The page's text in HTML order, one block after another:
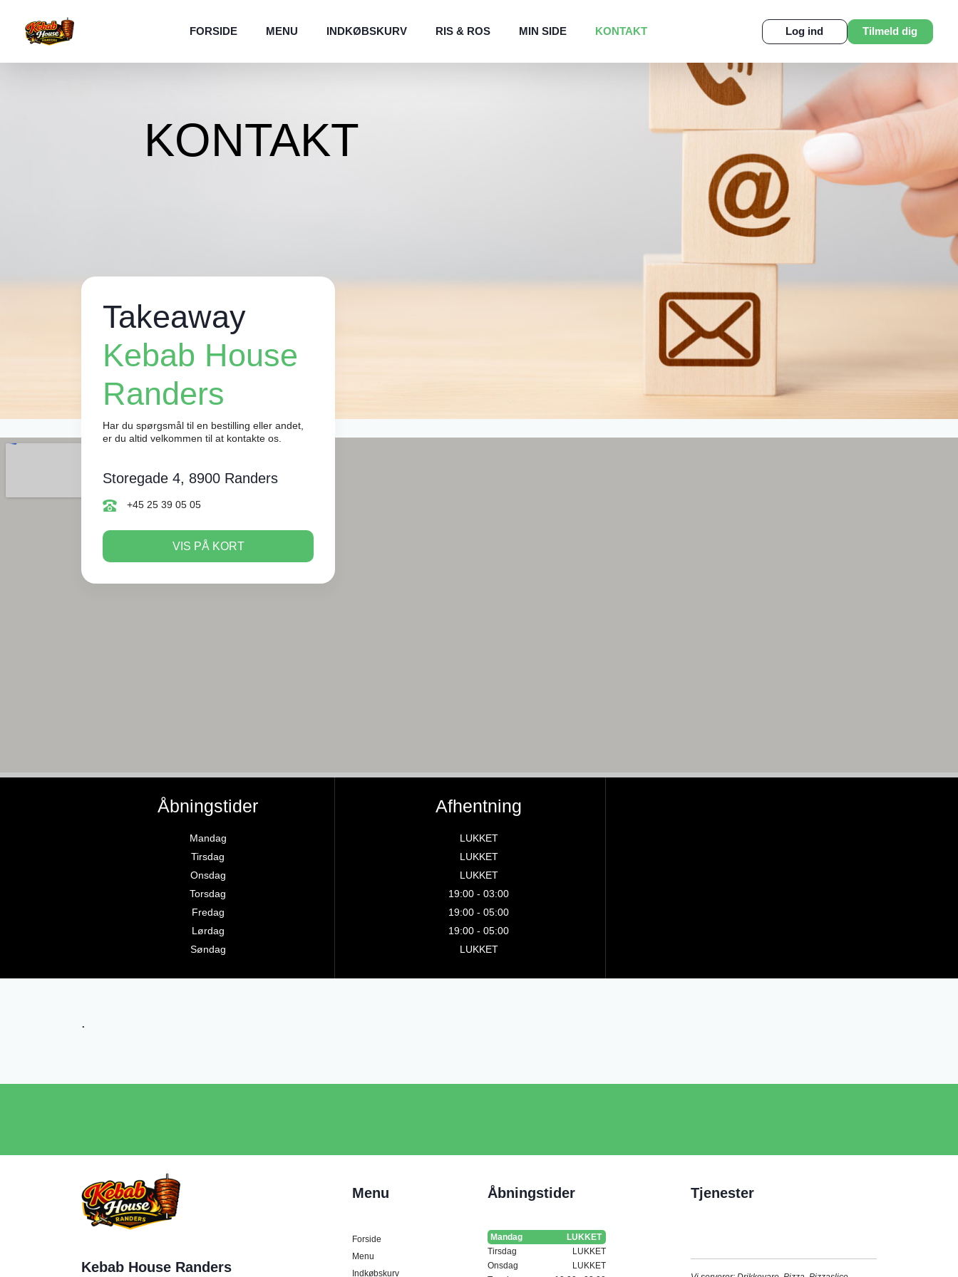
FORSIDE MENU INDKØBSKURV RIS & ROS MIN SIDE KONTAKT Log ind Tilmeld dig
KONTAKT
Takeaway
Kebab House
Randers
Har du spørgsmål til en bestilling eller andet,
er du altid velkommen til at kontakte os.
Storegade 4, 8900 Randers
+45 25 39 05 05
VIS PÅ KORT
Åbningstider
Mandag
Tirsdag
Onsdag
Torsdag
Fredag
Lørdag
Søndag
Afhentning
LUKKET
LUKKET
LUKKET
19:00 - 03:00
19:00 - 05:00
19:00 - 05:00
LUKKET
.
Kebab House Randers
Menu
Forside
Menu
Indkøbskurv
Åbningstider
Mandag
LUKKET
Tirsdag
LUKKET
Onsdag
LUKKET
Tjenester